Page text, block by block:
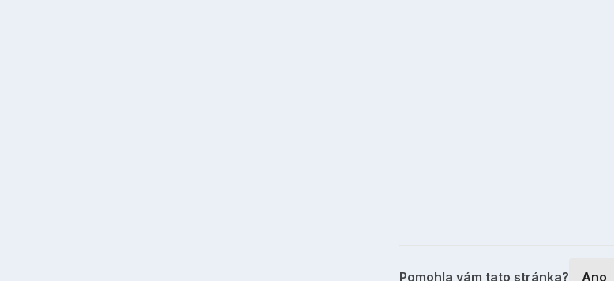
Pomohla vám tato stránka? Ano